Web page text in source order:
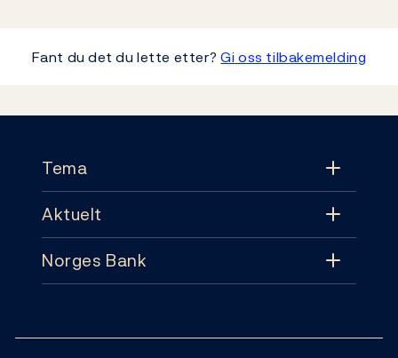
Fant du det du lette etter?Gi oss tilbakemelding
Tema
Tema
Pengepolitikk
Aktuelt
Aktuelt
Norges Bank